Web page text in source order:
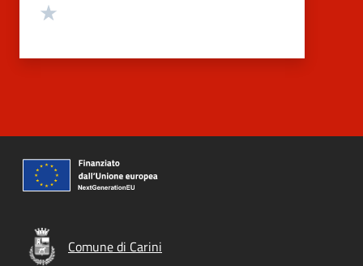
Comune di Carini